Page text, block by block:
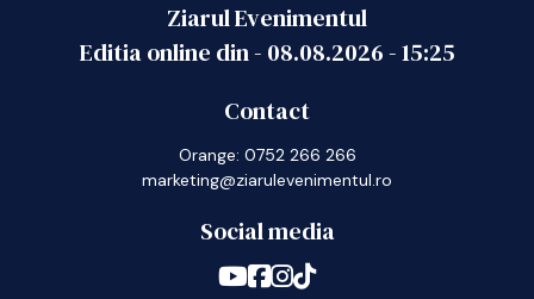
Ziarul Evenimentul
Editia online din - 08.08.2026-15:25
Contact
Orange: 0752 266 266
marketing@ziarulevenimentul.ro
Social media